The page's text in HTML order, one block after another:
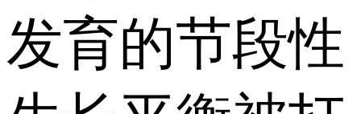
发育的节段性